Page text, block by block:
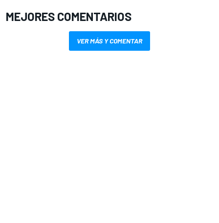
MEJORES COMENTARIOS
VER MÁS Y COMENTAR